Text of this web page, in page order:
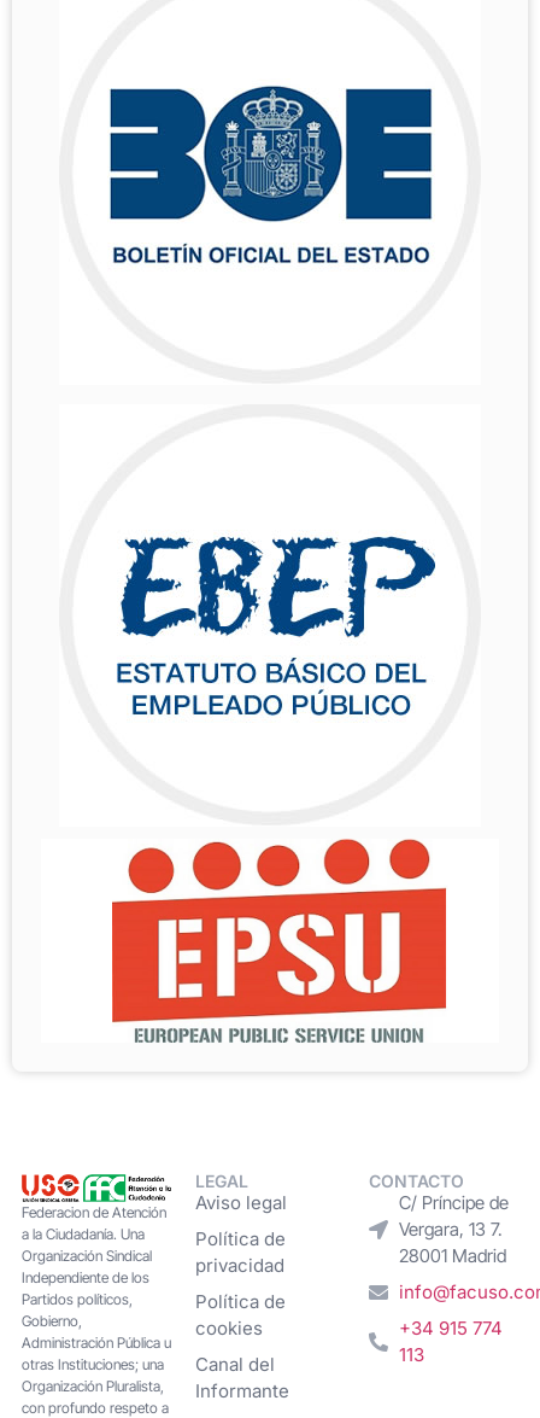
Federacion de Atención
a la Ciudadanía. Una
Organización Sindical
Independiente de los
Partidos políticos,
Gobierno,
Administración Pública u
otras Instituciones; una
Organización Pluralista,
con profundo respeto a
LEGAL
Aviso legal
Política de
privacidad
Política de
cookies
Canal del
Informante
CONTACTO
C/ Príncipe de
Vergara, 13 7.
28001 Madrid
+34 915 774
113